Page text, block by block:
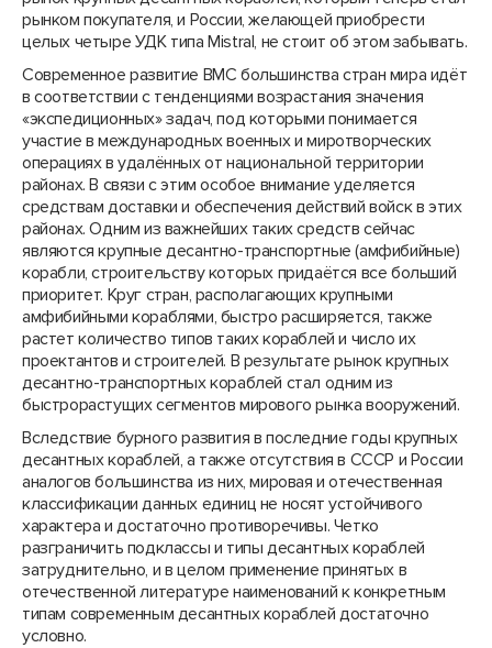
рынком покупателя, и России, желающей приобрести
целых четыре УДК типа Mistral, не стоит об этом забывать.
Современное развитие ВМС большинства стран мира идёт
в соответствии с тенденциями возрастания значения
«экспедиционных» задач, под которыми понимается
участие в международных военных и миротворческих
операциях в удалённых от национальной территории
районах. В связи с этим особое внимание уделяется
средствам доставки и обеспечения действий войск в этих
районах. Одним из важнейших таких средств сейчас
являются крупные десантно-транспортные (амфибийные)
корабли, строительству которых придаётся все больший
приоритет. Круг стран, располагающих крупными
амфибийными кораблями, быстро расширяется, также
растет количество типов таких кораблей и число их
проектантов и строителей. В результате рынок крупных
десантно-транспортных кораблей стал одним из
быстрорастущих сегментов мирового рынка вооружений.
Вследствие бурного развития в последние годы крупных
десантных кораблей, а также отсутствия в СССР и России
аналогов большинства из них, мировая и отечественная
классификации данных единиц не носят устойчивого
характера и достаточно противоречивы. Четко
разграничить подклассы и типы десантных кораблей
затруднительно, и в целом применение принятых в
отечественной литературе наименований к конкретным
типам современным десантных кораблей достаточно
условно.